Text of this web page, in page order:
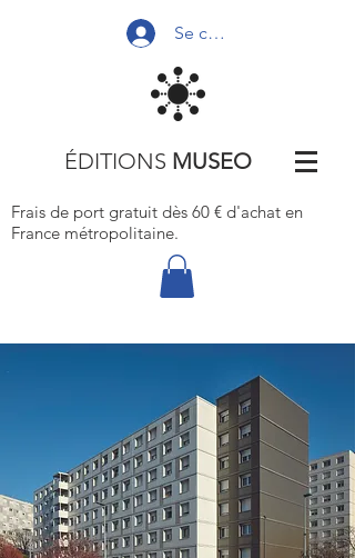
Se connecter
ÉDITIONS MUSEO
Frais de port gratuit dès 60 € d'achat en
France métropolitaine.